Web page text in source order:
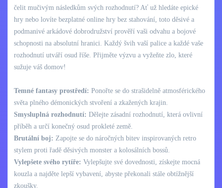
čelit mučivým následkům svých rozhodnutí? Ať už hledáte epické
hry nebo lovíte bezplatné online hry bez stahování, toto děsivé a
podmanivé arkádové dobrodružství prověří vaši odvahu a bojové
schopnosti na absolutní hranici. Každý švih vaší palice a každé vaše
rozhodnutí utváří osud říše. Přijměte výzvu a vyžeňte zlo, které
sužuje váš domov!
Temné fantasy prostředí: Ponořte se do strašidelně atmosférického
světa plného démonických stvoření a zkažených krajin.
Smysluplná rozhodnutí: Dělejte zásadní rozhodnutí, která ovlivní
příběh a určí konečný osud prokleté země.
Brutální boj: Zapojte se do náročných bitev inspirovaných retro
stylem proti řadě děsivých monster a kolosálních bossů.
Vylepšete svého rytíře: Vylepšujte své dovednosti, získejte mocná
kouzla a najděte lepší vybavení, abyste překonali stále obtížnější
zkoušky.